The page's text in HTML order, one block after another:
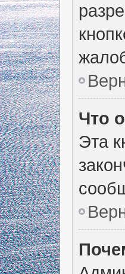
Что
Эта